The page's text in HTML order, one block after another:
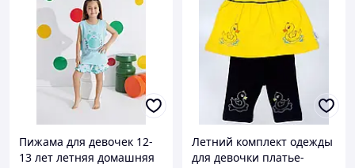
Пижама для девочек 12-
13 лет летняя домашняя
Летний комплект одежды
для девочки платье-